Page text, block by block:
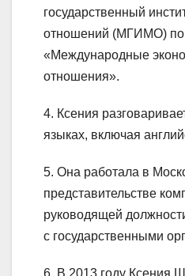
государственный
отношений (МГИМО) по
«Международные
отношения».
4. Ксения
языках, включая
5. Она работала в
представительстве
руководящей
с государственными
6. В 2013 году Ксения